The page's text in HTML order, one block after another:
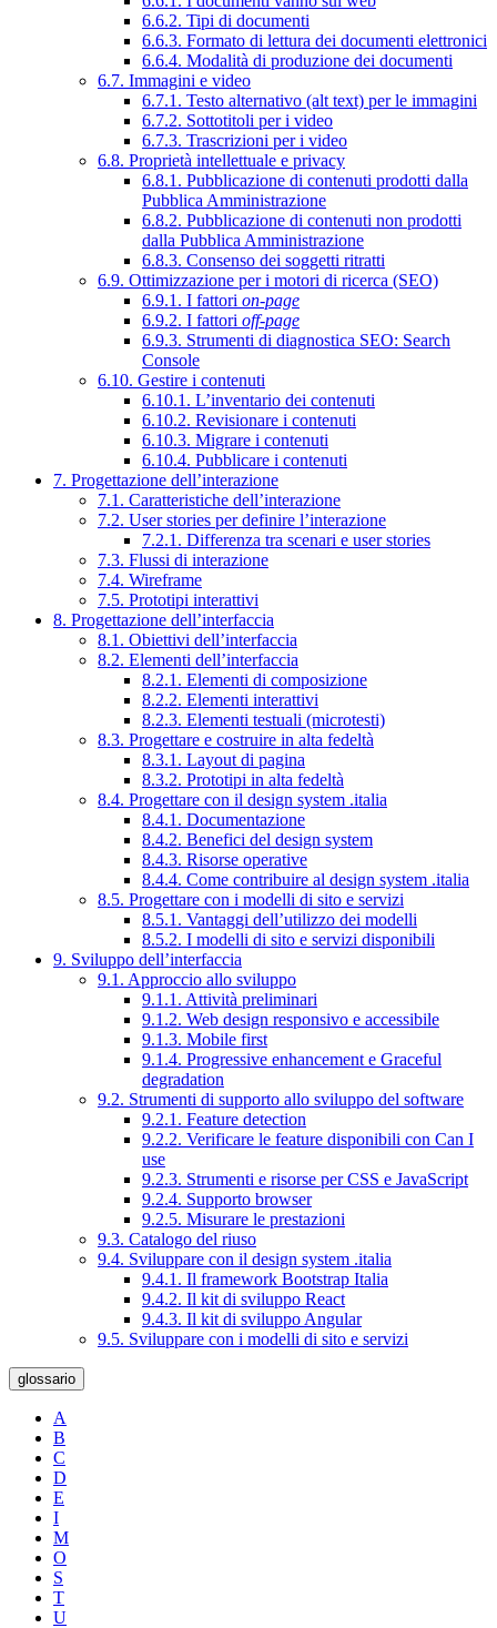
6.6.2. Tipi di documenti
6.6.3. Formato di lettura dei documenti elettronici
6.6.4. Modalità di produzione dei documenti
6.7. Immagini e video
6.7.1. Testo alternativo (alt text) per le immagini
6.7.2. Sottotitoli per i video
6.7.3. Trascrizioni per i video
6.8. Proprietà intellettuale e privacy
6.8.1. Pubblicazione di contenuti prodotti dalla
Pubblica Amministrazione
6.8.2. Pubblicazione di contenuti non prodotti
dalla Pubblica Amministrazione
6.8.3. Consenso dei soggetti ritratti
6.9. Ottimizzazione per i motori di ricerca (SEO)
6.9.1. I fattori on-page
6.9.2. I fattori off-page
6.9.3. Strumenti di diagnostica SEO: Search
Console
6.10. Gestire i contenuti
6.10.1. L’inventario dei contenuti
6.10.2. Revisionare i contenuti
6.10.3. Migrare i contenuti
6.10.4. Pubblicare i contenuti
7. Progettazione dell’interazione
7.1. Caratteristiche dell’interazione
7.2. User stories per definire l’interazione
7.2.1. Differenza tra scenari e user stories
7.3. Flussi di interazione
7.4. Wireframe
7.5. Prototipi interattivi
8. Progettazione dell’interfaccia
8.1. Obiettivi dell’interfaccia
8.2. Elementi dell’interfaccia
8.2.1. Elementi di composizione
8.2.2. Elementi interattivi
8.2.3. Elementi testuali (microtesti)
8.3. Progettare e costruire in alta fedeltà
8.3.1. Layout di pagina
8.3.2. Prototipi in alta fedeltà
8.4. Progettare con il design system .italia
8.4.1. Documentazione
8.4.2. Benefici del design system
8.4.3. Risorse operative
8.4.4. Come contribuire al design system .italia
8.5. Progettare con i modelli di sito e servizi
8.5.1. Vantaggi dell’utilizzo dei modelli
8.5.2. I modelli di sito e servizi disponibili
9. Sviluppo dell’interfaccia
9.1. Approccio allo sviluppo
9.1.1. Attività preliminari
9.1.2. Web design responsivo e accessibile
9.1.3. Mobile first
9.1.4. Progressive enhancement e Graceful
degradation
9.2. Strumenti di supporto allo sviluppo del software
9.2.1. Feature detection
9.2.2. Verificare le feature disponibili con Can I
use
9.2.3. Strumenti e risorse per CSS e JavaScript
9.2.4. Supporto browser
9.2.5. Misurare le prestazioni
9.3. Catalogo del riuso
9.4. Sviluppare con il design system .italia
9.4.1. Il framework Bootstrap Italia
9.4.2. Il kit di sviluppo React
9.4.3. Il kit di sviluppo Angular
9.5. Sviluppare con i modelli di sito e servizi
glossario
A
B
C
D
E
I
M
O
S
T
U